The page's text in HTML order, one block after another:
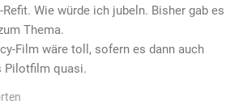
Wie würde ich jubeln. Bisher gab es
Thema.
Film wäre toll, sofern es dann auch
Pilotfilm quasi.